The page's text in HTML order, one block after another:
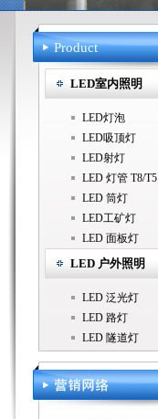
Product
LED室内照明
LED灯泡
LED吸顶灯
LED射灯
LED 灯管 T8/T5
LED 筒灯
LED工矿灯
LED 面板灯
LED 户外照明
LED 泛光灯
LED 路灯
LED 隧道灯